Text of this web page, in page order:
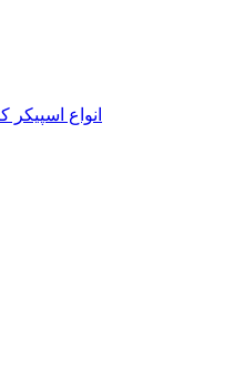
انواع اسپیکر